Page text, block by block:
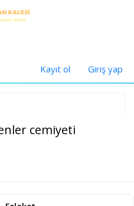
Kayıt ol Giriş yap
cemiyeti